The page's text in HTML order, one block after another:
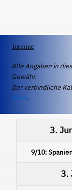
Termine
Alle Angaben in
Gewähr.
Der verbindliche
IServ.
3.
9/10:
3.